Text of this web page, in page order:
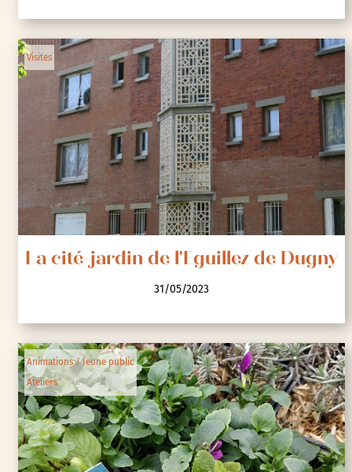
Visites
La cité-jardin de l'Eguillez de Dugny
31/05/2023
Animations / Jeune public
Ateliers